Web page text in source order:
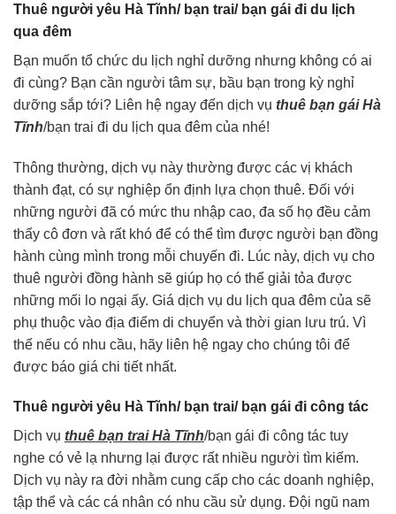
Thuê người yêu Hà Tĩnh/ bạn trai/ bạn gái đi du lịch
qua đêm
Bạn muốn tổ chức du lịch nghỉ dưỡng nhưng không có ai
đi cùng? Bạn cần người tâm sự, bầu bạn trong kỳ nghỉ
dưỡng sắp tới? Liên hệ ngay đến dịch vụ thuê bạn gái Hà
Tĩnh/bạn trai đi du lịch qua đêm của nhé!
Thông thường, dịch vụ này thường được các vị khách
thành đạt, có sự nghiệp ổn định lựa chọn thuê. Đối với
những người đã có mức thu nhập cao, đa số họ đều cảm
thấy cô đơn và rất khó để có thể tìm được người bạn đồng
hành cùng mình trong mỗi chuyến đi. Lúc này, dịch vụ cho
thuê người đồng hành sẽ giúp họ có thể giải tỏa được
những mối lo ngại ấy. Giá dịch vụ du lịch qua đêm của sẽ
phụ thuộc vào địa điểm di chuyển và thời gian lưu trú. Vì
thế nếu có nhu cầu, hãy liên hệ ngay cho chúng tôi để
được báo giá chi tiết nhất.
Thuê người yêu Hà Tĩnh/ bạn trai/ bạn gái đi công tác
Dịch vụ thuê bạn trai Hà Tĩnh/bạn gái đi công tác tuy
nghe có vẻ lạ nhưng lại được rất nhiều người tìm kiếm.
Dịch vụ này ra đời nhằm cung cấp cho các doanh nghiệp,
tập thể và các cá nhân có nhu cầu sử dụng. Đội ngũ nam